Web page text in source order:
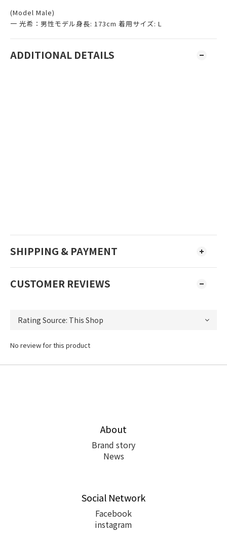
(Model Male)
一 光希：男性モデル身長: 173cm 着用サイズ: L
ADDITIONAL DETAILS
SHIPPING & PAYMENT
CUSTOMER REVIEWS
No review for this product
About
Brand story
News
Social Network
Facebook
instagram